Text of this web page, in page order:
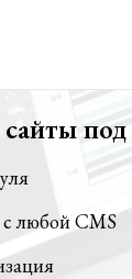
сайты
любой CMS